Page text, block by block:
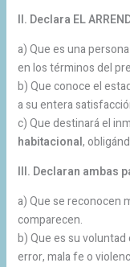
II. Declara EL
a) Que es una
en los términos del
b) Que conoce el
a su entera
c) Que destinará el
habitacional,
III. Declaran ambas
a) Que se reconocen
comparecen.
b) Que es su
error, mala fe o